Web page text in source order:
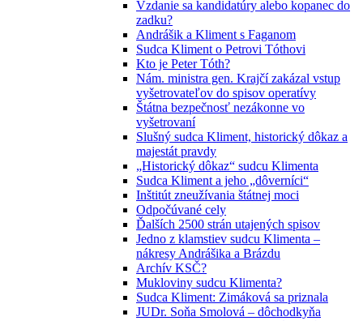
Vzdanie sa kandidatúry alebo kopanec do
zadku?
Andrášik a Kliment s Faganom
Sudca Kliment o Petrovi Tóthovi
Kto je Peter Tóth?
Nám. ministra gen. Krajčí zakázal vstup
vyšetrovateľov do spisov operatívy
Štátna bezpečnosť nezákonne vo
vyšetrovaní
Slušný sudca Kliment, historický dôkaz a
majestát pravdy
„Historický dôkaz“ sudcu Klimenta
Sudca Kliment a jeho „dôverníci“
Inštitút zneužívania štátnej moci
Odpočúvané cely
Ďalších 2500 strán utajených spisov
Jedno z klamstiev sudcu Klimenta –
nákresy Andrášika a Brázdu
Archív KSČ?
Mukloviny sudcu Klimenta?
Sudca Kliment: Zimáková sa priznala
JUDr. Soňa Smolová – dôchodkyňa